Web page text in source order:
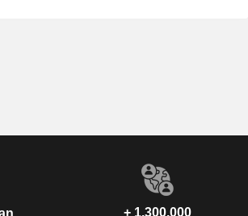
+ 1.300.000